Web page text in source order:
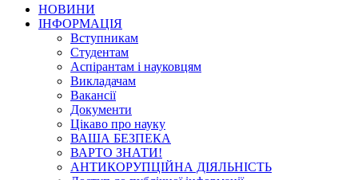
НОВИНИ
ІНФОРМАЦІЯ
Вступникам
Студентам
Аспірантам і науковцям
Викладачам
Вакансії
Документи
Цікаво про науку
ВАША БЕЗПЕКА
ВАРТО ЗНАТИ!
АНТИКОРУПЦІЙНА ДІЯЛЬНІСТЬ